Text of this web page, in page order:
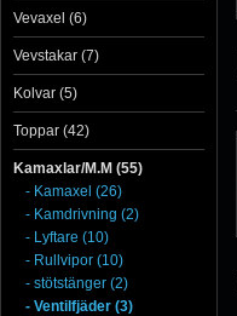
Vevaxel (6)
Vevstakar (7)
Kolvar (5)
Toppar (42)
Kamaxlar/M.M (55)
- Kamaxel (26)
- Kamdrivning (2)
- Lyftare (10)
- Rullvipor (10)
- stötstänger (2)
- Ventilfjäder (3)